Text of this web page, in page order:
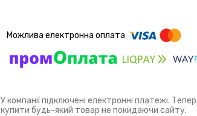
У компанії підключені електронні платежі.
купити будь-який товар не покидаючи сайту.